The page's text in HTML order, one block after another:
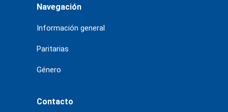
Navegación
Información general
Paritarias
Género
Contacto